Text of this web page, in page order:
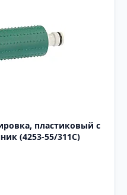
пластиковый с
(4253-55/311C)